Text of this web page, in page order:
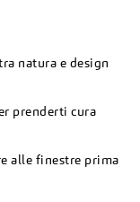
natura e design
prenderti cura
alle finestre prima